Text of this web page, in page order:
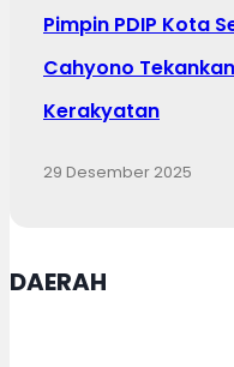
Pimpin PDIP Kota
Cahyono
Kerakyatan
29 Desember 2025
DAERAH